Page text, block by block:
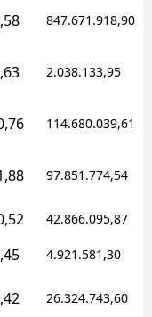
847.671.918,90
2.038.133,95
114.680.039,61
97.851.774,54
42.866.095,87
4.921.581,30
26.324.743,60